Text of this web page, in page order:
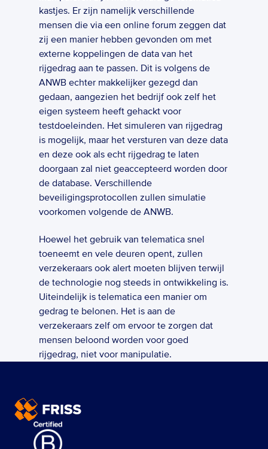
kastjes. Er zijn namelijk verschillende
mensen die via een online forum zeggen dat
zij een manier hebben gevonden om met
externe koppelingen de data van het
rijgedrag aan te passen. Dit is volgens de
ANWB echter makkelijker gezegd dan
gedaan, aangezien het bedrijf ook zelf het
eigen systeem heeft gehackt voor
testdoeleinden. Het simuleren van rijgedrag
is mogelijk, maar het versturen van deze data
en deze ook als echt rijgedrag te laten
doorgaan zal niet geaccepteerd worden door
de database. Verschillende
beveiligingsprotocollen zullen simulatie
voorkomen volgende de ANWB.
Hoewel het gebruik van telematica snel
toeneemt en vele deuren opent, zullen
verzekeraars ook alert moeten blijven terwijl
de technologie nog steeds in ontwikkeling is.
Uiteindelijk is telematica een manier om
gedrag te belonen. Het is aan de
verzekeraars zelf om ervoor te zorgen dat
mensen beloond worden voor goed
rijgedrag, niet voor manipulatie.